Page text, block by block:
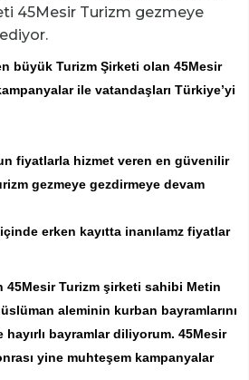
45Mesir Turizm gezmeye
büyük Turizm Şirketi olan 45Mesir
ile vatandaşları Türkiye’yi
fiyatlarla hizmet veren en güvenilir
gezmeye gezdirmeye devam
erken kayıtta inanılamz fiyatlar
45Mesir Turizm şirketi sahibi Metin
aleminin kurban bayramlarını
bayramlar diliyorum. 45Mesir
yine muhteşem kampanyalar